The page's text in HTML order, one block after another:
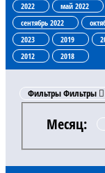
2022
май 2022
сентябрь 2022
2023
2019
2012
2018
ФильтрыФильтры
Месяц: